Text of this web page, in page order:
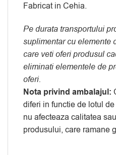
Fabricat in Cehia.
Pe durata transportului
suplimentar cu elemente
care veti oferi produsul
eliminati elementele de
oferi.
Nota privind ambalajul:
diferi in functie de lotul
nu afecteaza calitatea
produsului, care ramane